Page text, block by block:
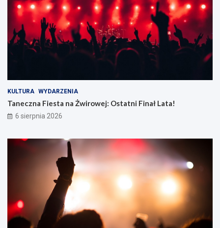
KULTURA WYDARZENIA
Taneczna Fiesta na Żwirowej: Ostatni Finał Lata!
6 sierpnia 2026